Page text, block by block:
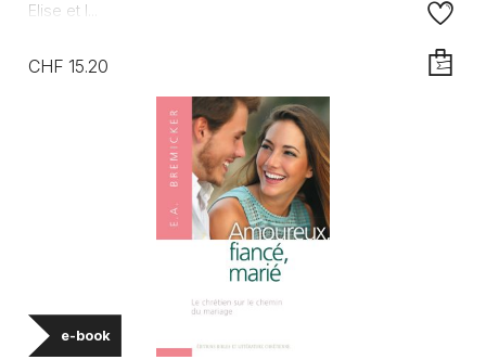
Elise et l...
CHF 15.20
e-book